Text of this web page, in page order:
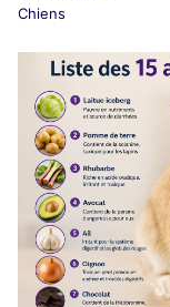
Chiens